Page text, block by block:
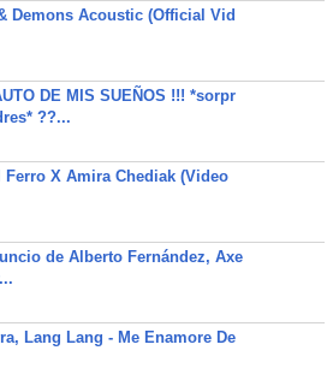
Demons Acoustic (Official Vid
DE MIS SUEÑOS !!! *sorpr
??...
Ferro X Amira Chediak (Video
de Alberto Fernández, Axe
Lang Lang - Me Enamore De